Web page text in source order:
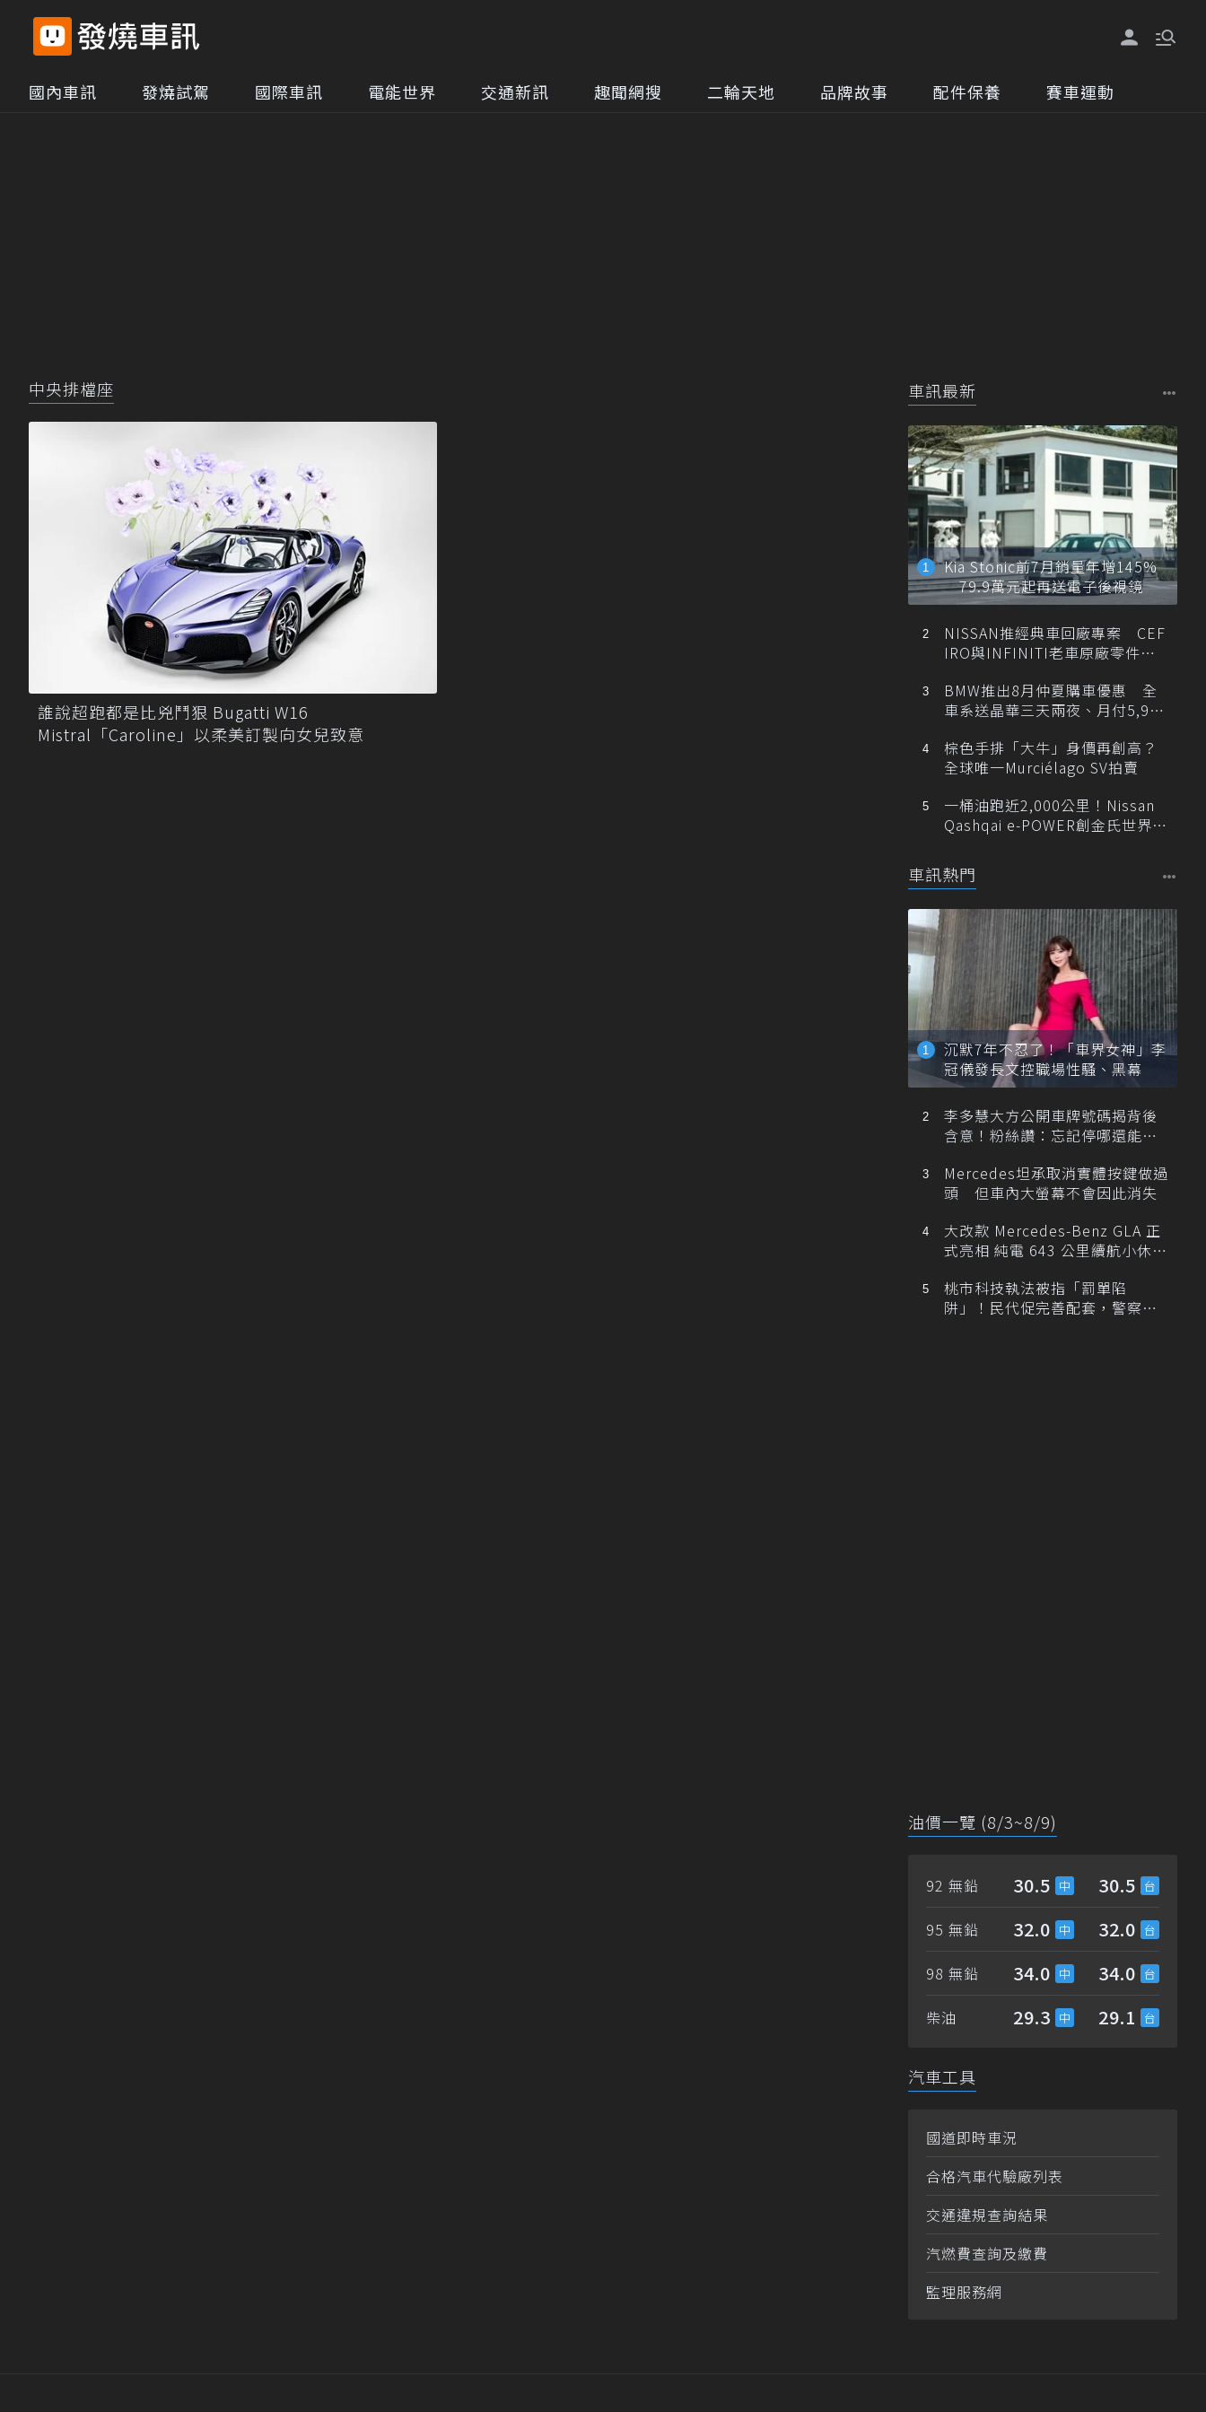
國內車訊 發燒試駕 國際車訊 電能世界 交通新訊 趣聞網搜 二輪天地 品牌故事 配件保養 賽車運動
中央排檔座
誰說超跑都是比兇鬥狠 Bugatti W16
Mistral「Caroline」以柔美訂製向女兒致意
車訊最新
Kia Stonic前7月銷量年增145%
79.9萬元起再送電子後視鏡
NISSAN推經典車回廠專案 CEF
IRO與INFINITI老車原廠零件最
BMW推出8月仲夏購車優惠 全
車系送晶華三天兩夜、月付5,900
棕色手排「大牛」身價再創高？
全球唯一Murciélago SV拍賣
一桶油跑近2,000公里！Nissan
Qashqai e-POWER創金氏世界紀
車訊熱門
沉默7年不忍了！「車界女神」李
冠儀發長文控職場性騷、黑幕
李多慧大方公開車牌號碼揭背後
含意！粉絲讚：忘記停哪還能幫
Mercedes坦承取消實體按鍵做過
頭 但車內大螢幕不會因此消失
大改款 Mercedes-Benz GLA 正
式亮相 純電 643 公里續航小休
桃市科技執法被指「罰單陷
阱」！民代促完善配套，警察局
油價一覽 (8/3~8/9)
92 無鉛 30.5 30.5
95 無鉛 32.0 32.0
98 無鉛 34.0 34.0
柴油 29.3 29.1
汽車工具
國道即時車況
合格汽車代驗廠列表
交通違規查詢結果
汽燃費查詢及繳費
監理服務網